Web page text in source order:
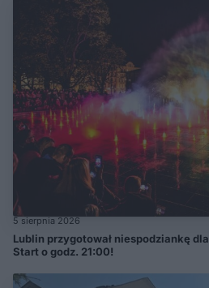
5 sierpnia 2026
Lublin przygotował niespodziankę
Start o godz. 21:00!